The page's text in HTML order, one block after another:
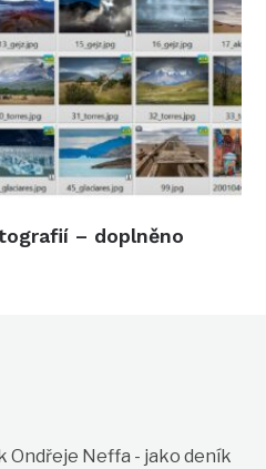
– doplněno
Ondřeje Neffa - jako deník